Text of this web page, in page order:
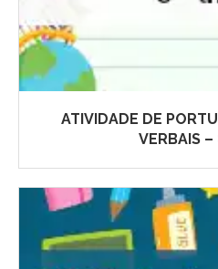
ATIVIDADE DE
VERBAIS –